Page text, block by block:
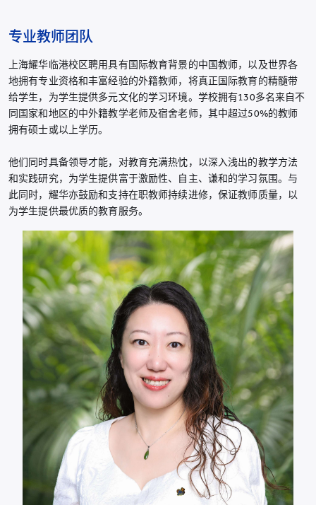
专业教师团队
上海耀华临港校区聘用具有国际教育背景的中国教师，以及世界各
地拥有专业资格和丰富经验的外籍教师，将真正国际教育的精髓带
给学生，为学生提供多元文化的学习环境。学校拥有130多名来自不
同国家和地区的中外籍教学老师及宿舍老师，其中超过50%的教师
拥有硕士或以上学历。
他们同时具备领导才能，对教育充满热忱，以深入浅出的教学方法
和实践研究，为学生提供富于激励性、自主、谦和的学习氛围。与
此同时，耀华亦鼓励和支持在职教师持续进修，保证教师质量，以
为学生提供最优质的教育服务。